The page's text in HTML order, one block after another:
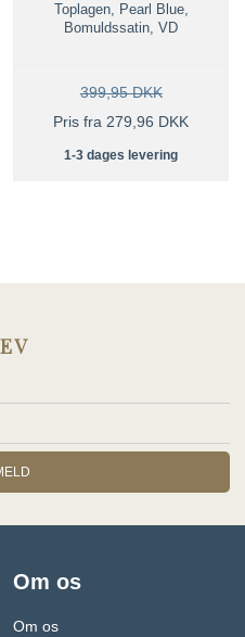
Toplagen, Pearl Blue,
Bomuldssatin, VD
399,95 DKK
Pris fra 279,96 DKK
1-3 dages levering
Om os
Om os